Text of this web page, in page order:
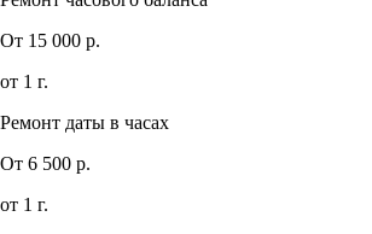
От 15 000 р.
от 1 г.
Ремонт даты в часах
От 6 500 р.
от 1 г.